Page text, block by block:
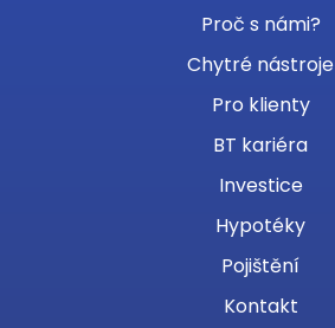
Proč s námi?
Chytré nástroje
Pro klienty
BT kariéra
Investice
Hypotéky
Pojištění
Kontakt